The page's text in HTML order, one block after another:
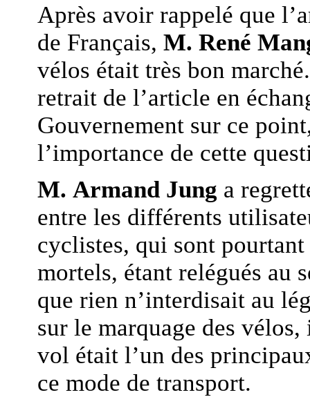
Après avoir rappelé que
de Français, M. René
vélos était très bon
retrait de l’article en
Gouvernement sur ce
l’importance de cette
M. Armand Jung a
entre les différents
cyclistes, qui sont
mortels, étant relégués au
que rien n’interdisait au
sur le marquage des
vol était l’un des
ce mode de transport.